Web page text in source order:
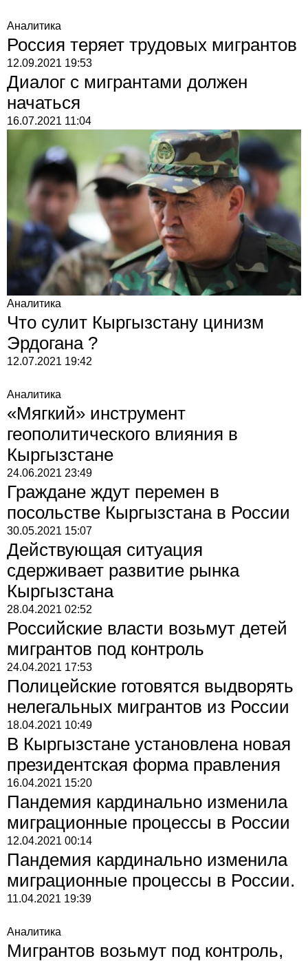
Аналитика
Россия теряет трудовых мигрантов
12.09.2021 19:53
Диалог с мигрантами должен
начаться
16.07.2021 11:04
Аналитика
Что сулит Кыргызстану цинизм
Эрдогана ?
12.07.2021 19:42
Аналитика
«Мягкий» инструмент
геополитического влияния в
Кыргызстане
24.06.2021 23:49
Граждане ждут перемен в
посольстве Кыргызстана в России
30.05.2021 15:07
Действующая ситуация
сдерживает развитие рынка
Кыргызстана
28.04.2021 02:52
Российские власти возьмут детей
мигрантов под контроль
24.04.2021 17:53
Полицейские готовятся выдворять
нелегальных мигрантов из России
18.04.2021 10:49
В Кыргызстане установлена новая
президентская форма правления
16.04.2021 15:20
Пандемия кардинально изменила
миграционные процессы в России
12.04.2021 00:14
Пандемия кардинально изменила
миграционные процессы в России.
11.04.2021 19:39
Аналитика
Мигрантов возьмут под контроль,